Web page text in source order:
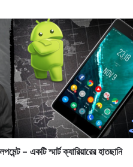
– একটি স্মার্ট ক্যারিয়ারের হাতছানি